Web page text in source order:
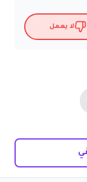
لا يعمل